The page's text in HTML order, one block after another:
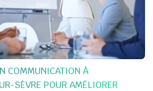
COMMUNICATION À
SÈVRE POUR AMÉLIORER